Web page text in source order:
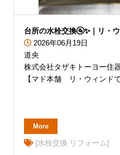
台所の水栓交換🚰✨｜リ・
2026年06月19日
道央
株式会社タザキトーヨー住
【マド本舗 リ・ウィンド
More
[水栓交換 リフォーム]